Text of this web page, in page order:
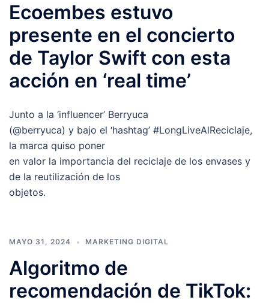
Ecoembes estuvo
presente en el concierto
de Taylor Swift con esta
acción en ‘real time’
Junto a la ‘influencer’ Berryuca
(@berryuca) y bajo el ‘hashtag’ #LongLiveAlReciclaje,
la marca quiso poner
en valor la importancia del reciclaje de los envases y
de la reutilización de los
objetos.
MAYO 31, 2024 MARKETING DIGITAL
Algoritmo de
recomendación de TikTok: